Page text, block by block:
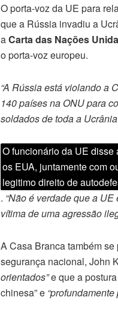
O porta-voz da UE para
que a Rússia invadiu a
aCarta das Nações
o porta-voz europeu.
“A Rússia está violando a
140 países na ONU para
soldados de toda a
O funcionário da UE
os EUA, juntamente com
legitimo direito de
. “Não é verdade que a
vítima de uma agressão
A Casa Branca também
segurança nacional, John
orientados”e que a
chinesa” e